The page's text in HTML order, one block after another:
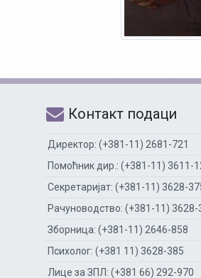
Контакт подаци
Директор: (+381-11) 2681-721
Помоћник дир.: (+381-11) 3611-
Секретаријат: (+381-11) 3628-
Рачуноводство: (+381-11) 3628-
Зборница: (+381-11) 2646-858
Психолог: (+381 11) 3628-385
Лице за ЗПЛ: (+381 66) 292-970